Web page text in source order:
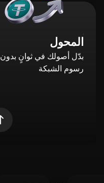
المحول
بدّل أصولك في ثوانٍ بدون
رسوم الشبكة